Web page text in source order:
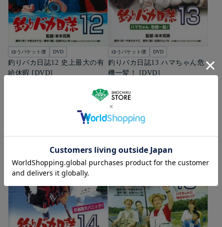
ゆうパケット便 DVD
釣りバカ日誌12 史上最大の有
給休暇 [DVD]
ゆうパケット便 DVD
釣りバカ日誌13 ハマちゃん危
機一髪！ [DVD]